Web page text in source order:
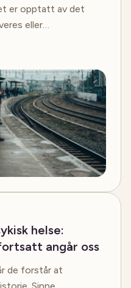
er opptatt av det
eller…
helse:
angår oss
de forstår at